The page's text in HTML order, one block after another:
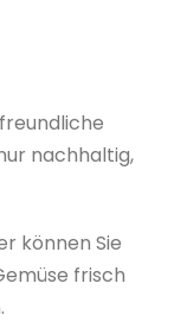
nachhaltig,
können Sie
frisch